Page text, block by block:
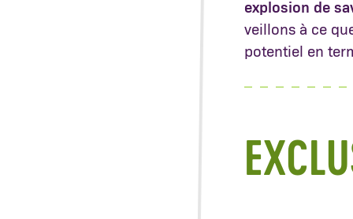
explosion de
veillons à ce
potentiel en